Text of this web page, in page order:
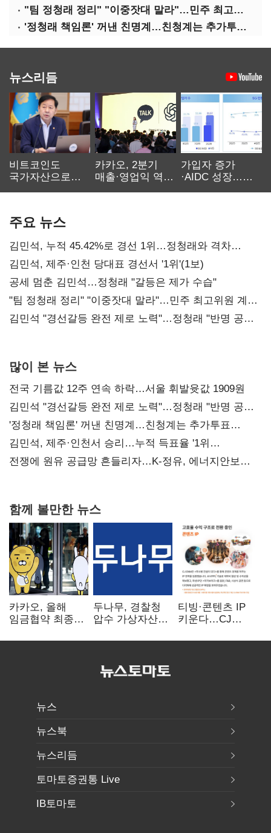
"팀 정청래 정리" "이중잣대 말라"…민주 최고위원 계파 다툼 격화
'정청래 책임론' 꺼낸 친명계…친청계는 추가투표 때리기
뉴스리듬
비트코인도
국가자산으로…'
카카오, 2분기
매출·영업익 역대
가입자 증가
·AIDC 성장…
주요 뉴스
김민석, 누적 45.42%로 경선 1위…정청래와 격차
0.86%p(2보)
김민석, 제주·인천 당대표 경선서 '1위'(1보)
공세 멈춘 김민석…정청래 "갈등은 제가 수습"
"팀 정청래 정리" "이중잣대 말라"…민주 최고위원 계파
다툼 격화
김민석 "경선갈등 완전 제로 노력"…정청래 "반명 공세
많이 본 뉴스
전국 기름값 12주 연속 하락…서울 휘발윳값 1909원
김민석 "경선갈등 완전 제로 노력"…정청래 "반명 공세
사과부터"
'정청래 책임론' 꺼낸 친명계…친청계는 추가투표
때리기
김민석, 제주·인천서 승리…누적 득표율 '1위
탈환'(종합)
전쟁에 원유 공급망 흔들리자…K-정유, 에너지안보
함께 볼만한 뉴스
카카오, 올해
임금협약 최종
인상·격려금
두나무, 경찰청
압수 가상자산
커스터디 사업
티빙·콘텐츠 IP
키운다…CJ
글로벌 확장 가속
뉴스
뉴스북
뉴스리듬
토마토증권통 Live
IB토마토